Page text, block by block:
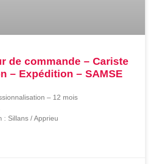
de commande – Cariste
– Expédition – SAMSE
– 12 mois
: Sillans / Apprieu